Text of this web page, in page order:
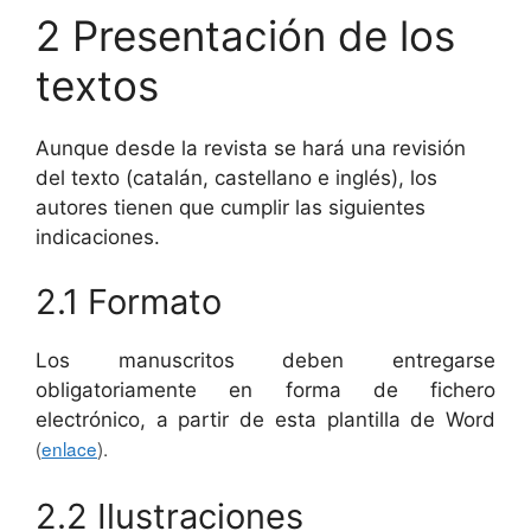
2 Presentación de los
textos
Aunque desde la revista se hará una revisión
del texto (catalán, castellano e inglés), los
autores tienen que cumplir las siguientes
indicaciones.
2.1 Formato
Los manuscritos deben entregarse
obligatoriamente en forma de fichero
electrónico, a partir de esta plantilla de Word
(enlace).
2.2 Ilustraciones